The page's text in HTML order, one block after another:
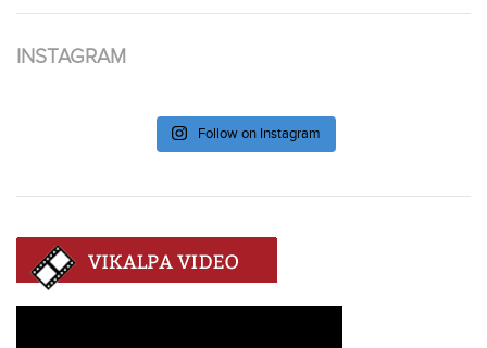
INSTAGRAM
Follow on Instagram